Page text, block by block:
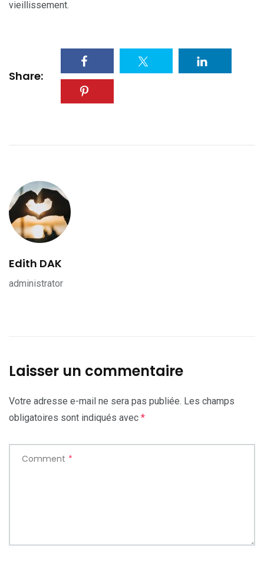
vieillissement.
Share:
Edith DAK
administrator
Laisser un commentaire
Votre adresse e-mail ne sera pas publiée. Les champs
obligatoires sont indiqués avec *
Comment *